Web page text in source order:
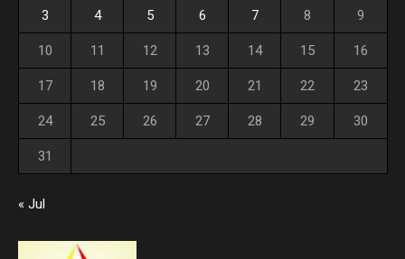
3 4 5 6 7 8 9
10 11 12 13 14 15 16
17 18 19 20 21 22 23
24 25 26 27 28 29 30
31
« Jul